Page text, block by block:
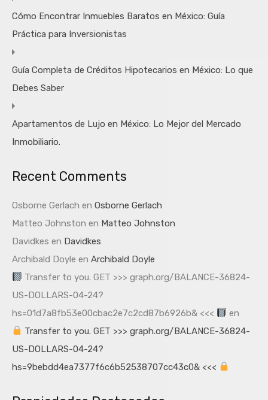
Cómo Encontrar Inmuebles Baratos en México: Guía
Práctica para Inversionistas
Guía Completa de Créditos Hipotecarios en México: Lo que
Debes Saber
Apartamentos de Lujo en México: Lo Mejor del Mercado
Inmobiliario.
Recent Comments
Osborne Gerlach en Osborne Gerlach
Matteo Johnston en Matteo Johnston
Davidkes en Davidkes
Archibald Doyle en Archibald Doyle
Transfer to you. GET >>> graph.org/BALANCE-36824-
US-DOLLARS-04-24?
hs=01d7a8fb53e00cbac2e7c2cd87b6926b& <<<
en
Transfer to you. GET >>> graph.org/BALANCE-36824-
US-DOLLARS-04-24?
hs=9bebdd4ea7377f6c6b52538707cc43c0& <<<